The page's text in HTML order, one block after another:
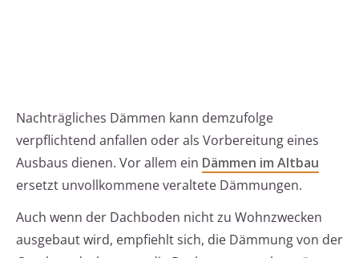
Nachträgliches Dämmen kann demzufolge
verpflichtend anfallen oder als Vorbereitung eines
Ausbaus dienen. Vor allem ein Dämmen im Altbau
ersetzt unvollkommene veraltete Dämmungen.
Auch wenn der Dachboden nicht zu Wohnzwecken
ausgebaut wird, empfiehlt sich, die Dämmung von der